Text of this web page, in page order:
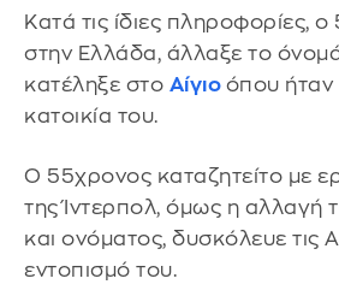
Κατά τις ίδιες πληροφορίες,
στην Ελλάδα, άλλαξε το
κατέληξε στο Αίγιο όπου ήταν
κατοικία του.
Ο 55χρονος καταζητείτο με
της Ίντερπολ, όμως η αλλαγή
και ονόματος, δυσκόλευε τις
εντοπισμό του.